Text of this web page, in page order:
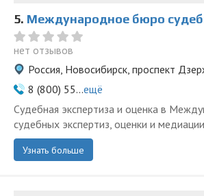
5. Международное бюро судебных экспертиз, оценки и
нет отзывов
Россия, Новосибирск, проспект
8 (800) 55...ещё
Судебная экспертиза и оценка в
судебных экспертиз, оценки и
Узнать больше